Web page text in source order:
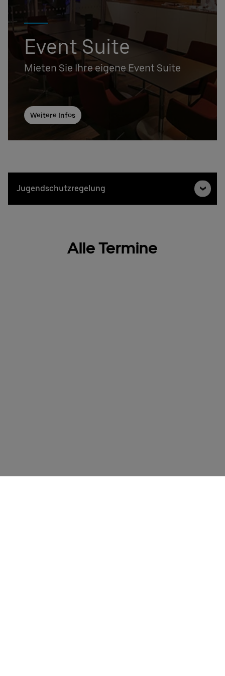
Event Suite
Mieten Sie Ihre eigene Event Suite
Weitere Infos
Jugendschutzregelung
Alle Termine